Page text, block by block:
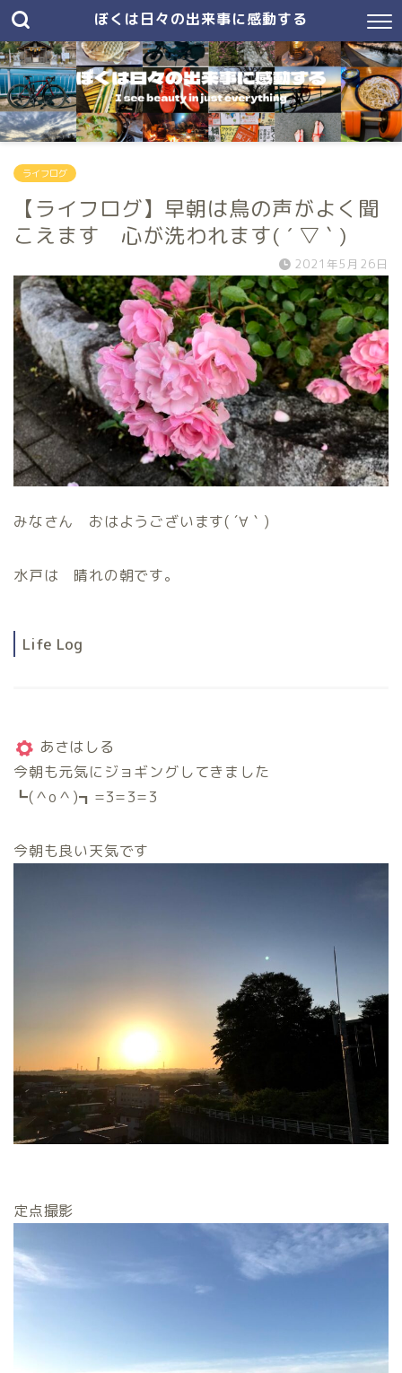
ぼくは日々の出来事に感動する
ライフログ
【ライフログ】早朝は鳥の声がよく聞
こえます 心が洗われます( ´ ▽ ` )
2021年5月26日
みなさん おはようございます( ´∀｀)
水戸は 晴れの朝です。
Life Log
あさはしる
今朝も元気にジョギングしてきました
┗(＾o＾)┓=3=3=3
今朝も良い天気です
定点撮影